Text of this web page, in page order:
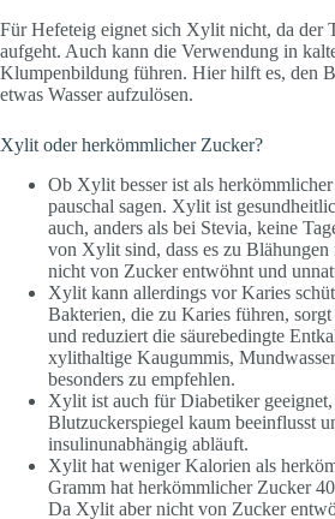
Für Hefeteig eignet sich Xylit nicht, da der
aufgeht. Auch kann die Verwendung in
Klumpenbildung führen. Hier hilft es, den
etwas Wasser aufzulösen.
Xylit oder herkömmlicher Zucker?
Ob Xylit besser ist als
pauschal sagen. Xylit ist
auch, anders als bei Stevia, keine
von Xylit sind, dass es zu Blähungen
nicht von Zucker entwöhnt und
Xylit kann allerdings vor Karies
Bakterien, die zu Karies führen,
und reduziert die säurebedingte
xylithaltige Kaugummis,
besonders zu empfehlen.
Xylit ist auch für Diabetiker geeignet,
Blutzuckerspiegel kaum beeinflusst
insulinunabhängig abläuft.
Xylit hat weniger Kalorien als
Gramm hat herkömmlicher Zucker
Da Xylit aber nicht von Zucker